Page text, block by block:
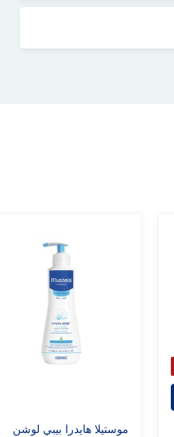
موستيلا هايدرا بيبي لوشن